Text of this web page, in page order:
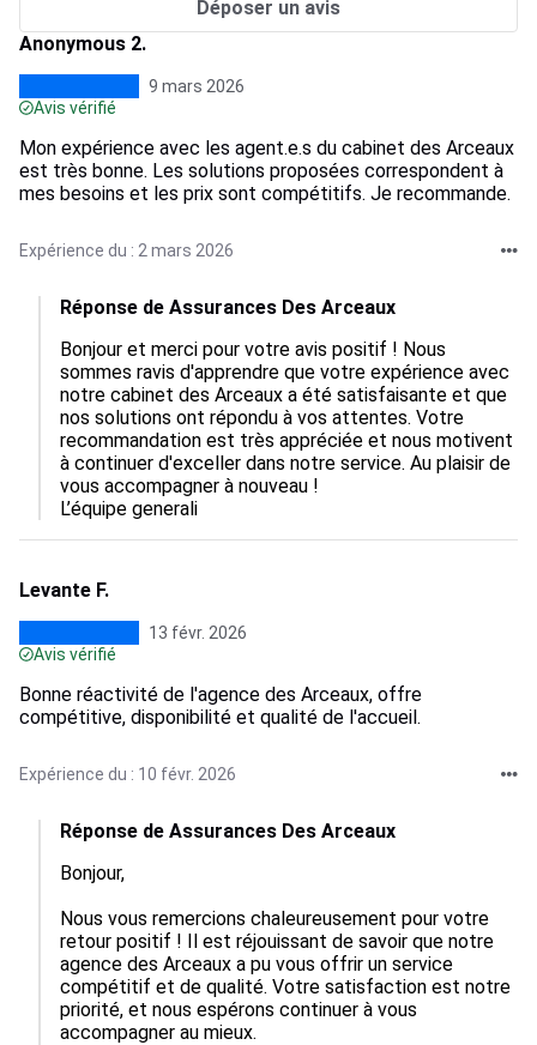
Déposer un avis
Anonymous 2.
9 mars 2026
Avis vérifié
Mon expérience avec les agent.e.s du cabinet des Arceaux
est très bonne. Les solutions proposées correspondent à
mes besoins et les prix sont compétitifs. Je recommande.
Expérience du : 2 mars 2026
Réponse de Assurances Des Arceaux
Bonjour et merci pour votre avis positif ! Nous
sommes ravis d'apprendre que votre expérience avec
notre cabinet des Arceaux a été satisfaisante et que
nos solutions ont répondu à vos attentes. Votre
recommandation est très appréciée et nous motivent
à continuer d'exceller dans notre service. Au plaisir de
vous accompagner à nouveau !
L’équipe generali
Levante F.
13 févr. 2026
Avis vérifié
Bonne réactivité de l'agence des Arceaux, offre
compétitive, disponibilité et qualité de l'accueil.
Expérience du : 10 févr. 2026
Réponse de Assurances Des Arceaux
Bonjour,
Nous vous remercions chaleureusement pour votre
retour positif ! Il est réjouissant de savoir que notre
agence des Arceaux a pu vous offrir un service
compétitif et de qualité. Votre satisfaction est notre
priorité, et nous espérons continuer à vous
accompagner au mieux.